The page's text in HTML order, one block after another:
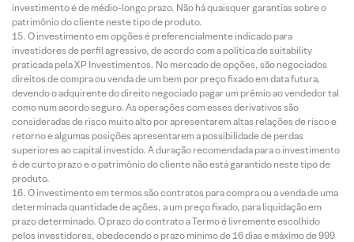
investimento é de médio-longo prazo. Não há quaisquer garantias sobre o
patrimônio do cliente neste tipo de produto.
O investimento em opções é preferencialmente indicado para
investidores de perfil agressivo, de acordo com a política de suitability
praticada pela XP Investimentos. No mercado de opções, são negociados
direitos de compra ou venda de um bem por preço fixado em data futura,
devendo o adquirente do direito negociado pagar um prêmio ao vendedor tal
como num acordo seguro. As operações com esses derivativos são
consideradas de risco muito alto por apresentarem altas relações de risco e
retorno e algumas posições apresentarem a possibilidade de perdas
superiores ao capital investido. A duração recomendada para o investimento
é de curto prazo e o patrimônio do cliente não está garantido neste tipo de
produto.
O investimento em termos são contratos para compra ou a venda de uma
determinada quantidade de ações, a um preço fixado, para liquidação em
prazo determinado. O prazo do contrato a Termo é livremente escolhido
pelos investidores, obedecendo o prazo mínimo de 16 dias e máximo de 999